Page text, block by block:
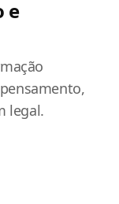
e
legal.